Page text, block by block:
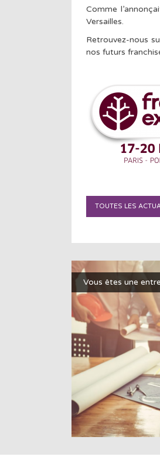
Comme
Versailles.
Retrouvez-nous
nos futurs
TOUTES LES
Vous êtes une